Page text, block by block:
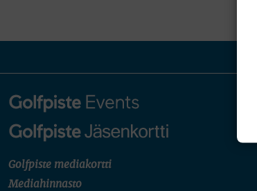
Golfpiste mediakortti
Mediahinnasto